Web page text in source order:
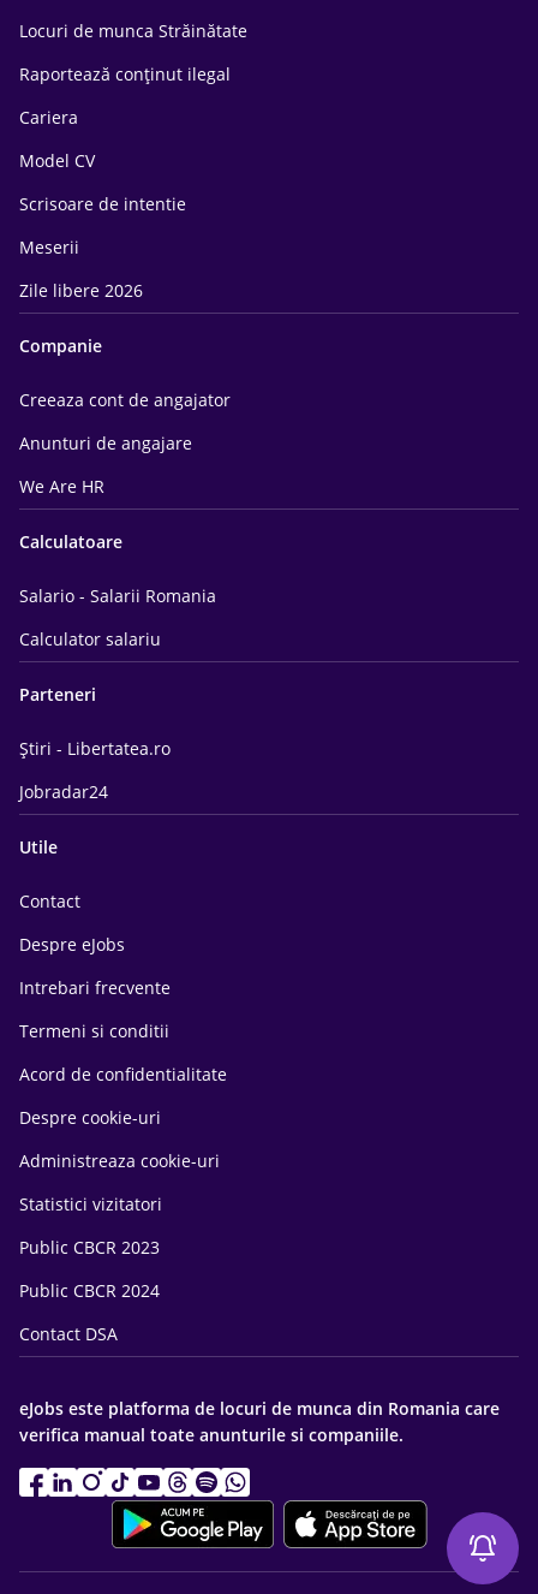
Locuri de munca Străinătate
Raportează conținut ilegal
Cariera
Model CV
Scrisoare de intentie
Meserii
Zile libere 2026
Companie
Creeaza cont de angajator
Anunturi de angajare
We Are HR
Calculatoare
Salario - Salarii Romania
Calculator salariu
Parteneri
Știri - Libertatea.ro
Jobradar24
Utile
Contact
Despre eJobs
Intrebari frecvente
Termeni si conditii
Acord de confidentialitate
Despre cookie-uri
Administreaza cookie-uri
Statistici vizitatori
Public CBCR 2023
Public CBCR 2024
Contact DSA
eJobs este platforma de locuri de munca din Romania care
verifica manual toate anunturile si companiile.